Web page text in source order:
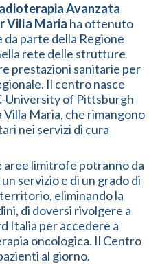
Avanzata
Villa Maria ha ottenuto
parte della Regione
rete delle strutture
prestazioni sanitarie per
Il centro nasce
University of Pittsburgh
Villa Maria, che rimangono
nei servizi di cura
aree limitrofe potranno da
servizio e di un grado di
eliminando la
di doversi rivolgere a
Italia per accedere a
oncologica. Il Centro
al giorno.